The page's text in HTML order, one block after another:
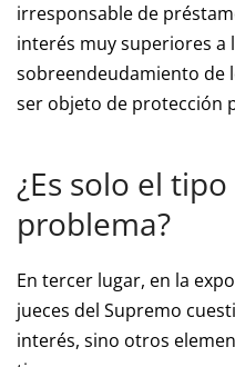
irresponsable de
interés muy superiores a
sobreendeudamiento de
ser objeto de protección
¿Es solo el
problema?
En tercer lugar, en la
jueces del Supremo
interés, sino otros